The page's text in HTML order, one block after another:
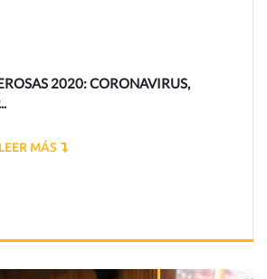
2020: CORONAVIRUS,
LEER MÁS